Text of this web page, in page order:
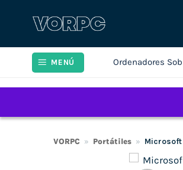
MENÚ Ordenadores
VORPC » Portátiles » Microsoft